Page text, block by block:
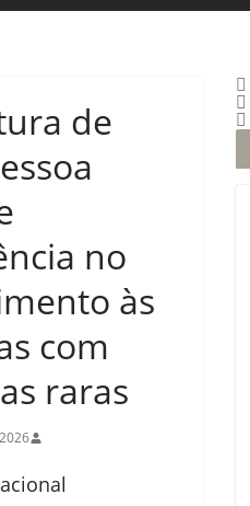
de
no
às
com
raras